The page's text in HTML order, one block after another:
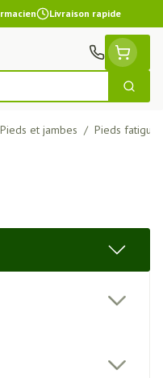
Livraison rapide
Pieds et jambes / Pieds fatigués